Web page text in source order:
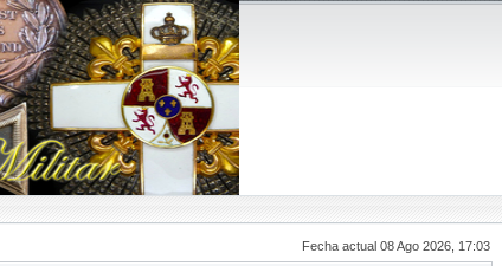
Fecha actual 08 Ago 2026, 17:03